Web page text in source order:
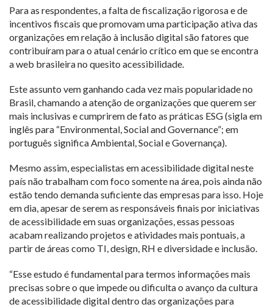
Para as respondentes, a falta de fiscalização rigorosa e de
incentivos fiscais que promovam uma participação ativa das
organizações em relação à inclusão digital são fatores que
contribuíram para o atual cenário crítico em que se encontra
a web brasileira no quesito acessibilidade.
Este assunto vem ganhando cada vez mais popularidade no
Brasil, chamando a atenção de organizações que querem ser
mais inclusivas e cumprirem de fato as práticas ESG (sigla em
inglês para “Environmental, Social and Governance”; em
português significa Ambiental, Social e Governança).
Mesmo assim, especialistas em acessibilidade digital neste
país não trabalham com foco somente na área, pois ainda não
estão tendo demanda suficiente das empresas para isso. Hoje
em dia, apesar de serem as responsáveis finais por iniciativas
de acessibilidade em suas organizações, essas pessoas
acabam realizando projetos e atividades mais pontuais, a
partir de áreas como TI, design, RH e diversidade e inclusão.
“Esse estudo é fundamental para termos informações mais
precisas sobre o que impede ou dificulta o avanço da cultura
de acessibilidade digital dentro das organizações para